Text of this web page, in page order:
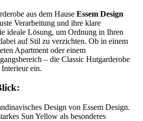
aus dem Hause Essem Design
Verarbeitung und ihre klare
ideale Lösung, um Ordnung in Ihren
auf Stil zu verzichten. Ob in einem
Apartment oder einem
– die Classic Hutgarderobe
ein.
Design von Essem Design.
Sun Yellow als besonderes